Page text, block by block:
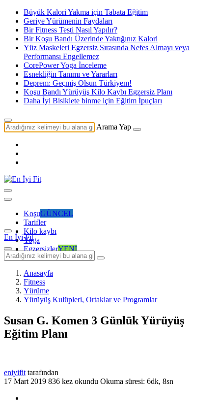
Büyük Kalori Yakma için Tabata Eğitim
Geriye Yürümenin Faydaları
Bir Fitness Testi Nasıl Yapılır?
Bir Koşu Bandı Üzerinde Yaktığınız Kalori
Yüz Maskeleri Egzersiz Sırasında Nefes Almayı veya
Performansı Engellemez
CorePower Yoga İnceleme
Esnekliğin Tanımı ve Yararları
Deprem: Geçmiş Olsun Türkiyem!
Koşu Bandı Yürüyüş Kilo Kaybı Egzersiz Planı
Daha İyi Bisiklete binme için Eğitim İpuçları
Arama Yap
KoşuGÜNCEL
Tarifler
Kilo kaybı
Yoga
EgzersizlerYENİ
En İyi Fit
Anasayfa
Fitness
Yürüme
Yürüyüş Kulüpleri, Ortaklar ve Programlar
Susan G. Komen 3 Günlük Yürüyüş
Eğitim Planı
eniyifit tarafından
17 Mart 2019 836 kez okundu Okuma süresi: 6dk, 8sn